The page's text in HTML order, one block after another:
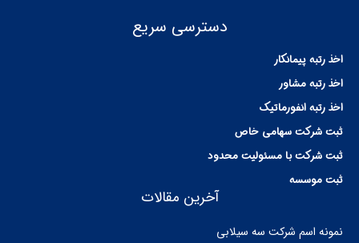
آخرین مقالات
نمونه اسم شرکت سه سیلابی
دسترسی سریع
اخذ رتبه پیمانکار
اخذ رتبه مشاور
اخذ رتبه انفورماتیک
ثبت شرکت سهامی خاص
ثبت شرکت با مسئولیت محدود
ثبت موسسه